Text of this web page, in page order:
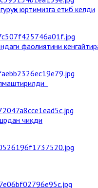
юртимизга етиб келди
фаолиятини
чиқди